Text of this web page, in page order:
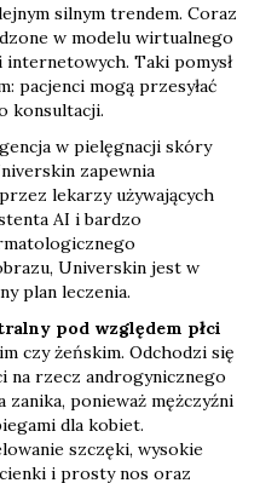
silnym trendem. Coraz
w modelu wirtualnego
Taki pomysł
pacjenci mogą przesyłać
konsultacji.
w pielęgnacji skóry
zapewnia
lekarzy używających
AI i bardzo
Universkin jest w
plan leczenia.
pod względem płci
czy żeńskim. Odchodzi się
na rzecz androgynicznego
ponieważ mężczyźni
dla kobiet.
szczęki, wysokie
i prosty nos oraz